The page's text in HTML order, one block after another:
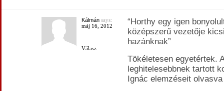
Kálmánsays:
máj 16, 2012
Válasz
“Horthy egy igen
középszerű vezetője
hazánknak”
Tökéletesen egyetértek.
leghitelesebbnek tartott
Ignác elemzéseit